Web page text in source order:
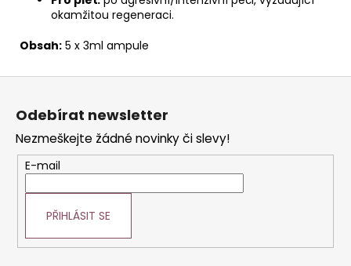
okamžitou regeneraci.
Obsah: 5 x 3ml ampule
Z
Odebírat newsletter
Nezmeškejte žádné novinky či slevy!
E-mail
PŘIHLÁSIT SE